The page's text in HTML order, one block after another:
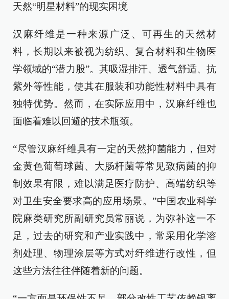
天然“明星材料”的现实困境
汉麻纤维是一种来源广泛、可再生的天然材
料，长期以来被视为纺织、复合材料和生物医
学领域的“潜力股”。其吸湿排汗、透气舒适、抗
紫外等性能，使其在服装和功能性材料中具有
独特优势。然而，在实际应用中，汉麻纤维也
面临着难以回避的技术瓶颈。
“尽管汉麻纤维具有一定的天然抑菌能力，但对
金黄色葡萄球菌、大肠杆菌等常见致病菌的抑
制效果有限，难以满足医疗防护、高端纺织等
对卫生安全要求高的应用场景。”中国农业科学
院麻类研究所副研究员常丽说，为弥补这一不
足，过去的研究和产业实践中，常采用化学溶
剂处理、物理涂层等方式对纤维进行改性，但
这些方法往往伴随着新的问题。